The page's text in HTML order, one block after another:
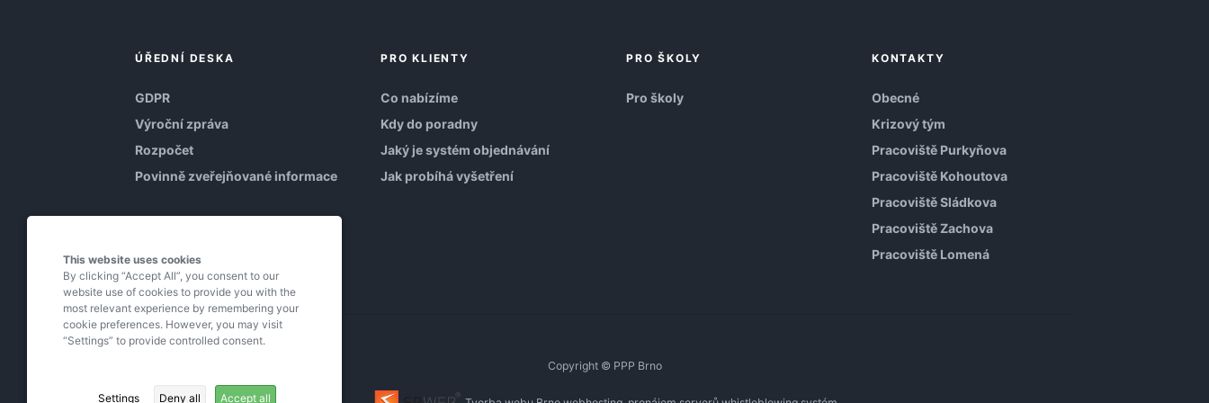
This website uses cookies
By clicking “Accept All”, you consent to our
website use of cookies to provide you with the
most relevant experience by remembering your
cookie preferences. However, you may visit
“Settings” to provide controlled consent.
Settings Deny all Accept all
ÚŘEDNÍ DESKA
GDPR
Výroční zpráva
Rozpočet
Povinně zveřejňované informace
PRO KLIENTY
Co nabízíme
Kdy do poradny
Jaký je systém objednávání
Jak probíhá vyšetření
PRO ŠKOLY
Pro školy
KONTAKTY
Obecné
Krizový tým
Pracoviště Purkyňova
Pracoviště Kohoutova
Pracoviště Sládkova
Pracoviště Zachova
Pracoviště Lomená
Copyright © PPP Brno